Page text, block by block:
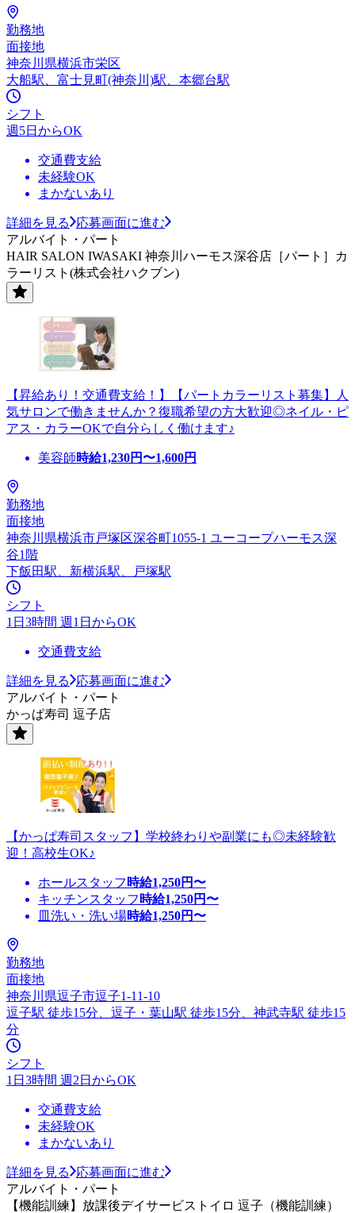
勤務地
面接地
神奈川県横浜市栄区
大船駅、富士見町(神奈川)駅、本郷台駅
シフト
週5日からOK
交通費支給
未経験OK
まかないあり
詳細を見る
応募画面に進む
アルバイト・パート
HAIR SALON IWASAKI 神奈川ハーモス深谷店［パート］カ
ラーリスト(株式会社ハクブン)
【昇給あり！交通費支給！】【パートカラーリスト募集】人
気サロンで働きませんか？復職希望の方大歓迎◎ネイル・ピ
アス・カラーOKで自分らしく働けます♪
美容師時給1,230円〜1,600円
勤務地
面接地
神奈川県横浜市戸塚区深谷町1055-1 ユーコープハーモス深
谷1階
下飯田駅、新横浜駅、戸塚駅
シフト
1日3時間 週1日からOK
交通費支給
詳細を見る
応募画面に進む
アルバイト・パート
かっぱ寿司 逗子店
【かっぱ寿司スタッフ】学校終わりや副業にも◎未経験歓
迎！高校生OK♪
ホールスタッフ 時給1,250円〜
キッチンスタッフ 時給1,250円〜
皿洗い・洗い場時給1,250円〜
勤務地
面接地
神奈川県逗子市逗子1-11-10
逗子駅 徒歩15分、逗子・葉山駅 徒歩15分、神武寺駅 徒歩15
分
シフト
1日3時間 週2日からOK
交通費支給
未経験OK
まかないあり
詳細を見る
応募画面に進む
アルバイト・パート
【機能訓練】放課後デイサービストイロ 逗子（機能訓練）